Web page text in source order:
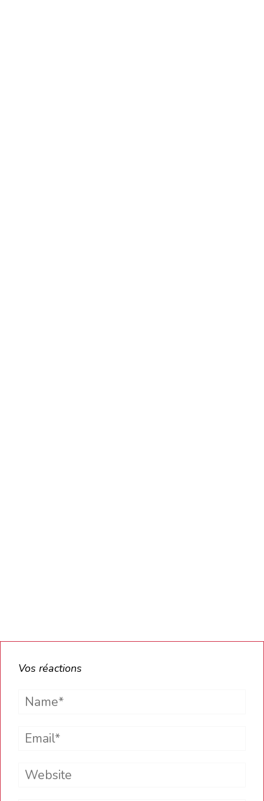
Vos réactions
Name*
Email*
Website